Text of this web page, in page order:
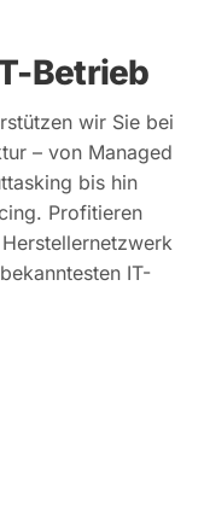
Betrieb
wir Sie bei
– von Managed
bis hin
Profitieren
IT-